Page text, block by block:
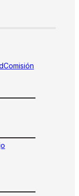
Comisión